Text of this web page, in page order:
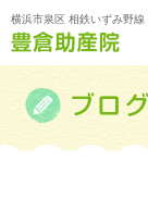
横浜市泉区 相鉄いずみ野線